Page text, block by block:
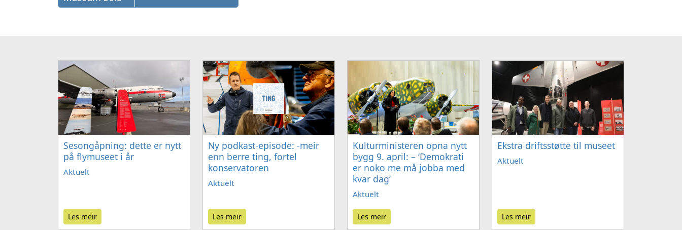
Sesongåpning: dette er nytt
på flymuseet i år
Aktuelt
Les meir
Ny podkast-episode: -meir
enn berre ting, fortel
konservatoren
Aktuelt
Les meir
Kulturministeren opna nytt
bygg 9. april: – ‘Demokrati
er noko me må jobba med
kvar dag’
Aktuelt
Les meir
Ekstra driftsstøtte til museet
Aktuelt
Les meir